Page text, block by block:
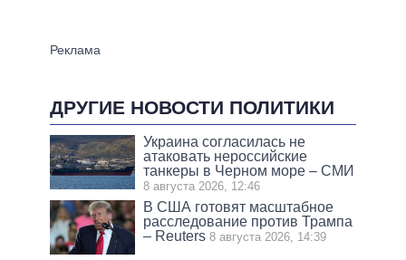
ДРУГИЕ НОВОСТИ ПОЛИТИКИ
Украина согласилась не
атаковать нероссийские
танкеры в Черном море – СМИ
8 августа 2026, 12:46
В США готовят масштабное
расследование против Трампа
– Reuters 8 августа 2026, 14:39